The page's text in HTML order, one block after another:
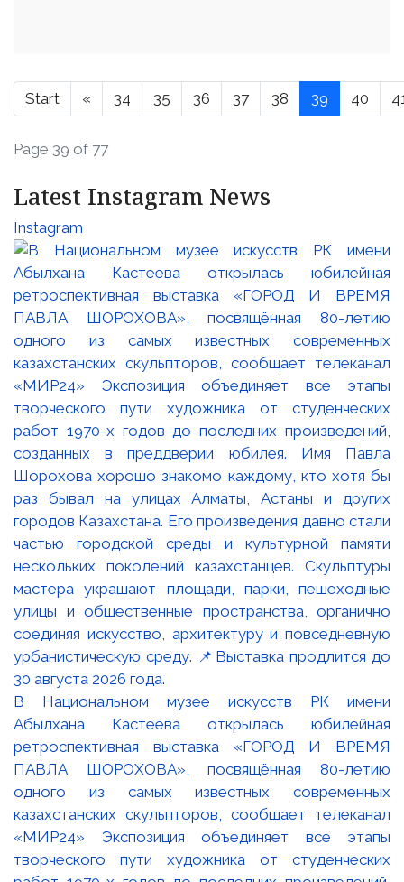
Start « 34 35 36 37 38 39 40
Page 39 of 77
Latest Instagram News
Instagram
В Национальном музее искусств РК имени
Абылхана Кастеева открылась юбилейная
ретроспективная выставка «ГОРОД И ВРЕМЯ
ПАВЛА ШОРОХОВА», посвящённая 80-летию
одного из самых известных современных
казахстанских скульпторов, сообщает телеканал
«МИР24» Экспозиция объединяет все этапы
творческого пути художника от студенческих